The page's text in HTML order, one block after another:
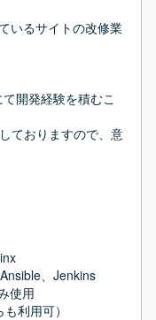
いるサイトの改修業
開発経験を積むこ
ておりますので、意
、Jenkins
使用
利用可）